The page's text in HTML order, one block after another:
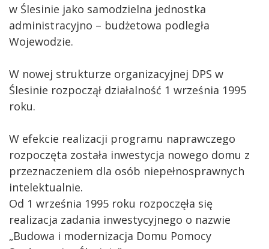
w Ślesinie jako samodzielna jednostka
administracyjno – budżetowa podległa
Wojewodzie.
W nowej strukturze organizacyjnej DPS w
Ślesinie rozpoczął działalność 1 września 1995
roku.
W efekcie realizacji programu naprawczego
rozpoczęta została inwestycja nowego domu z
przeznaczeniem dla osób niepełnosprawnych
intelektualnie.
Od 1 września 1995 roku rozpoczęła się
realizacja zadania inwestycyjnego o nazwie
„Budowa i modernizacja Domu Pomocy